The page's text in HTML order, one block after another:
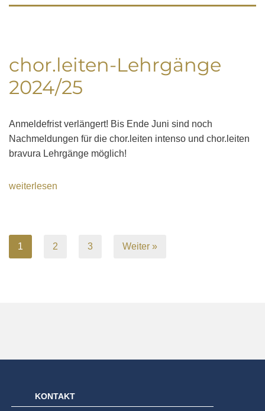
chor.leiten-Lehrgänge
2024/25
Anmeldefrist verlängert! Bis Ende Juni sind noch
Nachmeldungen für die chor.leiten intenso und chor.leiten
bravura Lehrgänge möglich!
weiterlesen
1 2 3 Weiter »
KONTAKT